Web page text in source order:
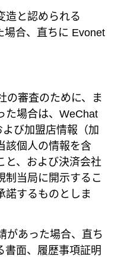
造と認められる
場合、直ちに Evonet
の審査のために、ま
た場合は、WeChat
び加盟店情報（加
該個人の情報を含
と、および決済会社
制当局に開示するこ
諾するものとしま
があった場合、直ち
書面、履歴事項証明